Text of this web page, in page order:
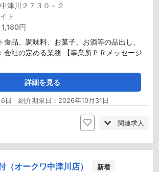
津川２７３０－２
ト
円
品、調味料、お菓子、お酒等の品出し、
会社の定める業務 【事業所ＰＲメッセージ
詳細を見る
日 紹介期限日：2026年10月31日
関連求人
（オークワ中津川店） 新着